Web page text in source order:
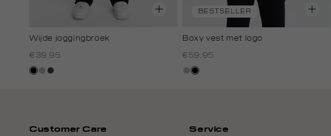
Wijde joggingbroek
€39.95
zwart
grijs,choco
BESTSELLER
Boxy vest met logo
€59.95
grijs,zwart
Customer Care Service